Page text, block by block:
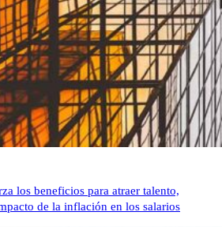
los beneficios para atraer talento,
de la inflación en los salarios